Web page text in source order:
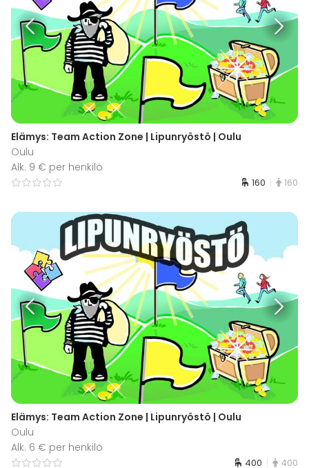
Elämys: Team Action Zone | Lipunryöstö | Oulu
Oulu
Alk. 9 € per henkilö
160 160
Elämys: Team Action Zone | Lipunryöstö | Oulu
Oulu
Alk. 6 € per henkilö
400 400